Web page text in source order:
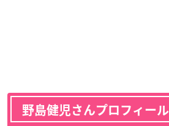
野島健児さんプロフィール